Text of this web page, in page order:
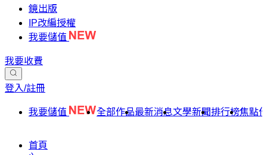
鏡出版
IP改編授權
我要儲值
我要收費
登入/註冊
我要儲值 全部作品最新消息文學新聞排行榜焦點
首頁